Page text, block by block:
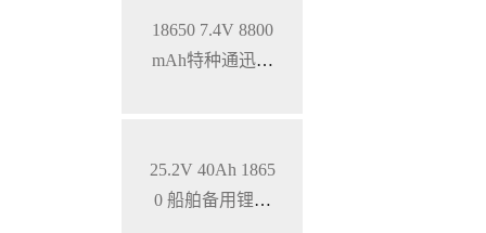
18650 7.4V 8800
mAh特种通迅设
25.2V 40Ah 1865
0 船舶备用锂电